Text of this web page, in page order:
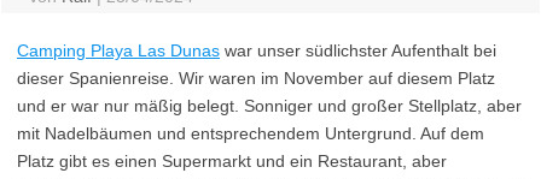
Camping Playa Las Dunas war unser südlichster Aufenthalt bei
dieser Spanienreise. Wir waren im November auf diesem Platz
und er war nur mäßig belegt. Sonniger und großer Stellplatz, aber
mit Nadelbäumen und entsprechendem Untergrund. Auf dem
Platz gibt es einen Supermarkt und ein Restaurant, aber